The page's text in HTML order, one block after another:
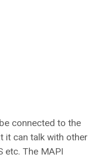
connected to the
it can talk with other
etc. The MAPI